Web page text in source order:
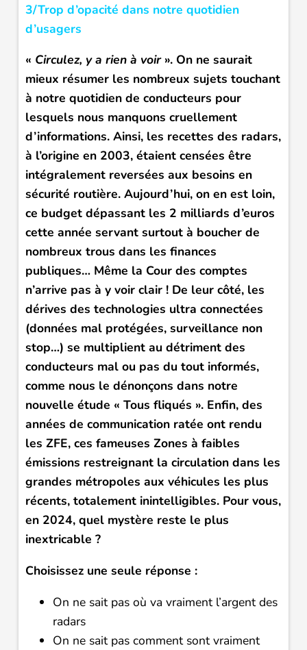
3/Trop d’opacité dans notre quotidien
d’usagers
« Circulez, y a rien à voir». On ne saurait
mieux résumer les nombreux sujets touchant
à notre quotidien de conducteurs pour
lesquels nous manquons cruellement
d’informations. Ainsi, les recettes des radars,
à l’origine en 2003, étaient censées être
intégralement reversées aux besoins en
sécurité routière. Aujourd’hui, on en est loin,
ce budget dépassant les 2 milliards d’euros
cette année servant surtout à boucher de
nombreux trous dans les finances
publiques… Même la Cour des comptes
n’arrive pas à y voir clair ! De leur côté, les
dérives des technologies ultra connectées
(données mal protégées, surveillance non
stop…) se multiplient au détriment des
conducteurs mal ou pas du tout informés,
comme nous le dénonçons dans notre
nouvelle étude « Tous fliqués ». Enfin, des
années de communication ratée ont rendu
les ZFE, ces fameuses Zones à faibles
émissions restreignant la circulation dans les
grandes métropoles aux véhicules les plus
récents, totalement inintelligibles. Pour vous,
en 2024, quel mystère reste le plus
inextricable ?
Choisissez une seule réponse :
On ne sait pas où va vraiment l’argent des
radars
On ne sait pas comment sont vraiment